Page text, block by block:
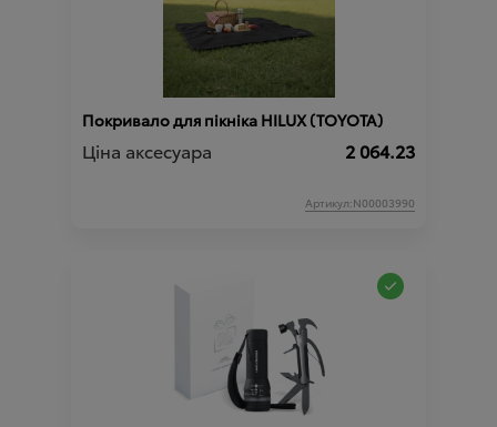
Покривало для пікніка HILUX (TOYOTA)
Ціна аксесуара 2 064.23
Артикул:N00003990